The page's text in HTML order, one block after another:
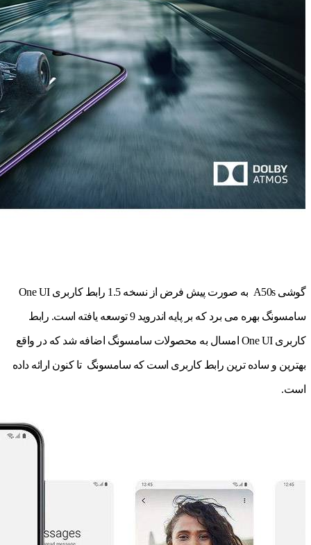
گوشی A50s به صورت پیش فرض از نسخه 1.5 رابط کاربری One UI
سامسونگ بهره می برد که بر پایه اندروید 9 توسعه یافته است. رابط
کاربری One UI امسال به محصولات سامسونگ اضافه شد که در واقع
بهترین و ساده ترین رابط کاربری است که سامسونگ تا کنون ارائه داده
است.